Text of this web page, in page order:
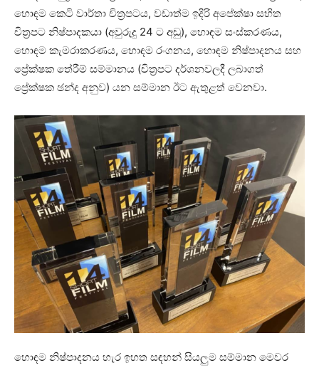
හොඳම කෙටි වාර්තා චිත්‍රපටය, වඩාත්ම ඉදිරි අපේක්ෂා සහිත
චිත්‍රපට නිෂ්පාදකයා (අවුරුදු 24 ට අඩු), හොඳම සංස්කරණය,
හොඳම කැමරාකරණය, හොඳම රංගනය, හොඳම නිෂ්පාදනය සහ
ප්‍රේක්ෂක තේරීම් සම්මානය (චිත්‍රපට දර්ශනවලදී ලබාගත්
ප්‍රේක්ෂක ඡන්ද අනුව) යන සම්මාන ඊට ඇතුළත් වෙනවා.
හොඳම නිෂ්පාදනය හැර ඉහත සඳහන් සියලුම සම්මාන මෙවර